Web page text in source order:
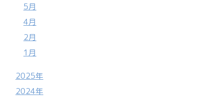
5月
4月
2月
1月
2025年
2024年